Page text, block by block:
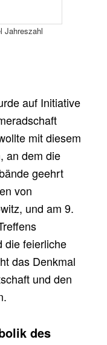
Jahreszahl
auf Initiative
mit diesem
an dem die
geehrt
von
und am 9.
die feierliche
das Denkmal
und den
des